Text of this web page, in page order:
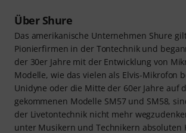
Über Shure
Das amerikanische Unternehmen Shure
Pionierfirmen in der Tontechnik und
der 30er Jahre mit der Entwicklung von
Modelle, wie das vielen als Elvis-Mikrofon
Unidyne oder die Mitte der 60er Jahre auf
gekommenen Modelle SM57 und SM58,
der Livetontechnik nicht mehr
unter Musikern und Technikern absoluten